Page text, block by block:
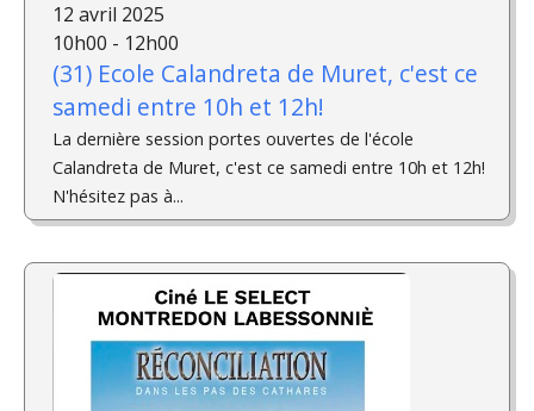
12 avril 2025
10h00 - 12h00
(31) Ecole Calandreta de Muret, c'est ce
samedi entre 10h et 12h!
La dernière session portes ouvertes de l'école
Calandreta de Muret, c'est ce samedi entre 10h et 12h!
N'hésitez pas à...